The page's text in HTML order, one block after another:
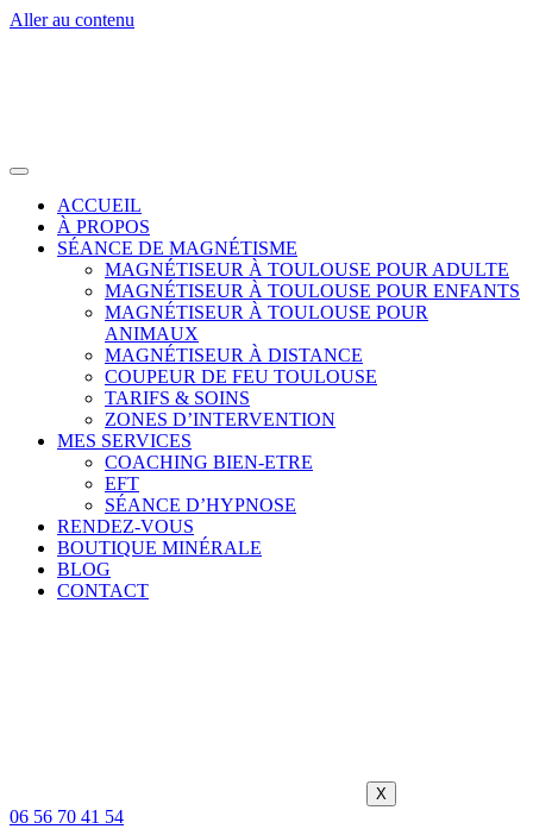
Aller au contenu
ACCUEIL
À PROPOS
SÉANCE DE MAGNÉTISME
MAGNÉTISEUR À TOULOUSE POUR ADULTE
MAGNÉTISEUR À TOULOUSE POUR ENFANTS
MAGNÉTISEUR À TOULOUSE POUR
ANIMAUX
MAGNÉTISEUR À DISTANCE
COUPEUR DE FEU TOULOUSE
TARIFS & SOINS
ZONES D’INTERVENTION
MES SERVICES
COACHING BIEN-ETRE
EFT
SÉANCE D’HYPNOSE
RENDEZ-VOUS
BOUTIQUE MINÉRALE
BLOG
CONTACT
X
06 56 70 41 54